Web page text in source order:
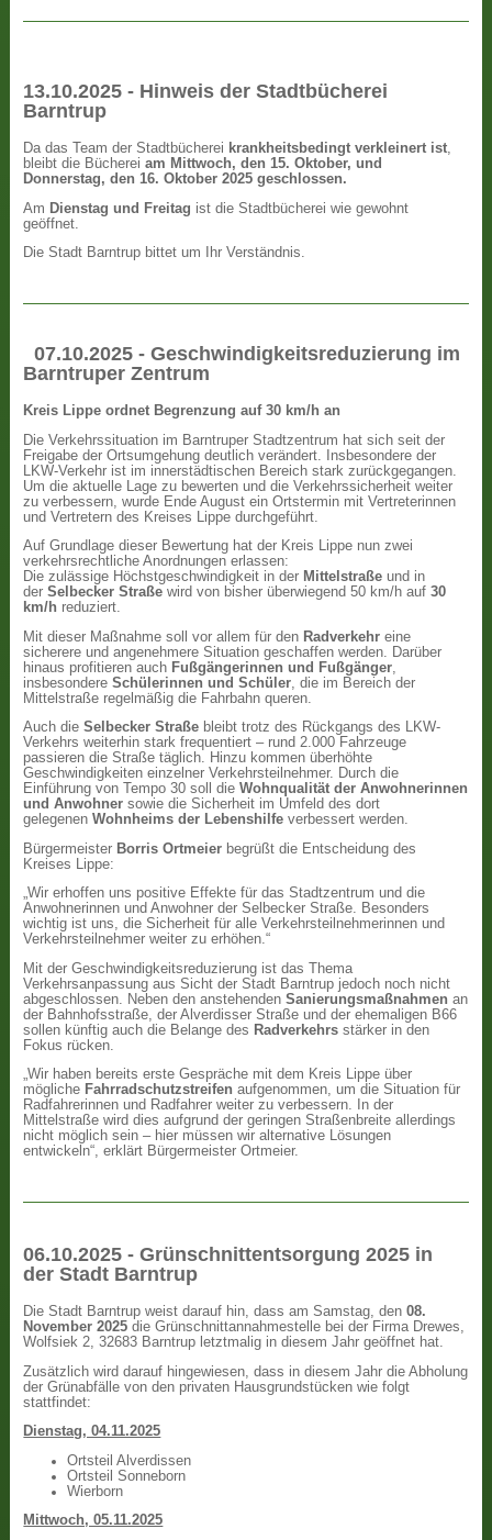
13.10.2025 - Hinweis der Stadtbücherei
Barntrup
Da das Team der Stadtbücherei krankheitsbedingt verkleinert ist,
bleibt die Büchereiam Mittwoch, den 15. Oktober, und
Donnerstag, den 16. Oktober 2025 geschlossen.
Am Dienstag und Freitag ist die Stadtbücherei wie gewohnt
geöffnet.
Die Stadt Barntrup bittet um Ihr Verständnis.
07.10.2025 - Geschwindigkeitsreduzierung im
Barntruper Zentrum
Kreis Lippe ordnet Begrenzung auf 30 km/h an
Die Verkehrssituation im Barntruper Stadtzentrum hat sich seit der
Freigabe der Ortsumgehung deutlich verändert. Insbesondere der
LKW-Verkehr ist im innerstädtischen Bereich stark zurückgegangen.
Um die aktuelle Lage zu bewerten und die Verkehrssicherheit weiter
zu verbessern, wurde Ende August ein Ortstermin mit Vertreterinnen
und Vertretern des Kreises Lippe durchgeführt.
Auf Grundlage dieser Bewertung hat der Kreis Lippe nun zwei
verkehrsrechtliche Anordnungen erlassen:
Die zulässige Höchstgeschwindigkeit in der Mittelstraße und in
derSelbecker Straße wird von bisher überwiegend 50 km/h auf30
km/h reduziert.
Mit dieser Maßnahme soll vor allem für den Radverkehr eine
sicherere und angenehmere Situation geschaffen werden. Darüber
hinaus profitieren auch Fußgängerinnen und Fußgänger
insbesondereSchülerinnen und Schüler , die im Bereich der
Mittelstraße regelmäßig die Fahrbahn queren.
Auch dieSelbecker Straße bleibt trotz des Rückgangs des LKW-
Verkehrs weiterhin stark frequentiert – rund 2.000 Fahrzeuge
passieren die Straße täglich. Hinzu kommen überhöhte
Geschwindigkeiten einzelner Verkehrsteilnehmer. Durch die
Einführung von Tempo 30 soll dieWohnqualität der Anwohnerinnen
und Anwohner sowie die Sicherheit im Umfeld des dort
gelegenenWohnheims der Lebenshilfe verbessert werden.
Bürgermeister Borris Ortmeier begrüßt die Entscheidung des
Kreises Lippe:
„Wir erhoffen uns positive Effekte für das Stadtzentrum und die
Anwohnerinnen und Anwohner der Selbecker Straße. Besonders
wichtig ist uns, die Sicherheit für alle Verkehrsteilnehmerinnen und
Verkehrsteilnehmer weiter zu erhöhen.“
Mit der Geschwindigkeitsreduzierung ist das Thema
Verkehrsanpassung aus Sicht der Stadt Barntrup jedoch noch nicht
abgeschlossen. Neben den anstehendenSanierungsmaßnahmen an
der Bahnhofsstraße, der Alverdisser Straße und der ehemaligen B66
sollen künftig auch die Belange des Radverkehrs stärker in den
Fokus rücken.
„Wir haben bereits erste Gespräche mit dem Kreis Lippe über
mögliche Fahrradschutzstreifen aufgenommen, um die Situation für
Radfahrerinnen und Radfahrer weiter zu verbessern. In der
Mittelstraße wird dies aufgrund der geringen Straßenbreite allerdings
nicht möglich sein – hier müssen wir alternative Lösungen
entwickeln“, erklärt Bürgermeister Ortmeier.
06.10.2025 - Grünschnittentsorgung 2025 in
der Stadt Barntrup
Die Stadt Barntrup weist darauf hin, dass am Samstag, den08.
November 2025 die Grünschnittannahmestelle bei der Firma Drewes,
Wolfsiek 2, 32683 Barntrup letztmalig in diesem Jahr geöffnet hat.
Zusätzlich wird darauf hingewiesen, dass in diesem Jahr die Abholung
der Grünabfälle von den privaten Hausgrundstücken wie folgt
stattfindet:
Dienstag, 04.11.2025
Ortsteil Alverdissen
Ortsteil Sonneborn
Wierborn
Mittwoch, 05.11.2025